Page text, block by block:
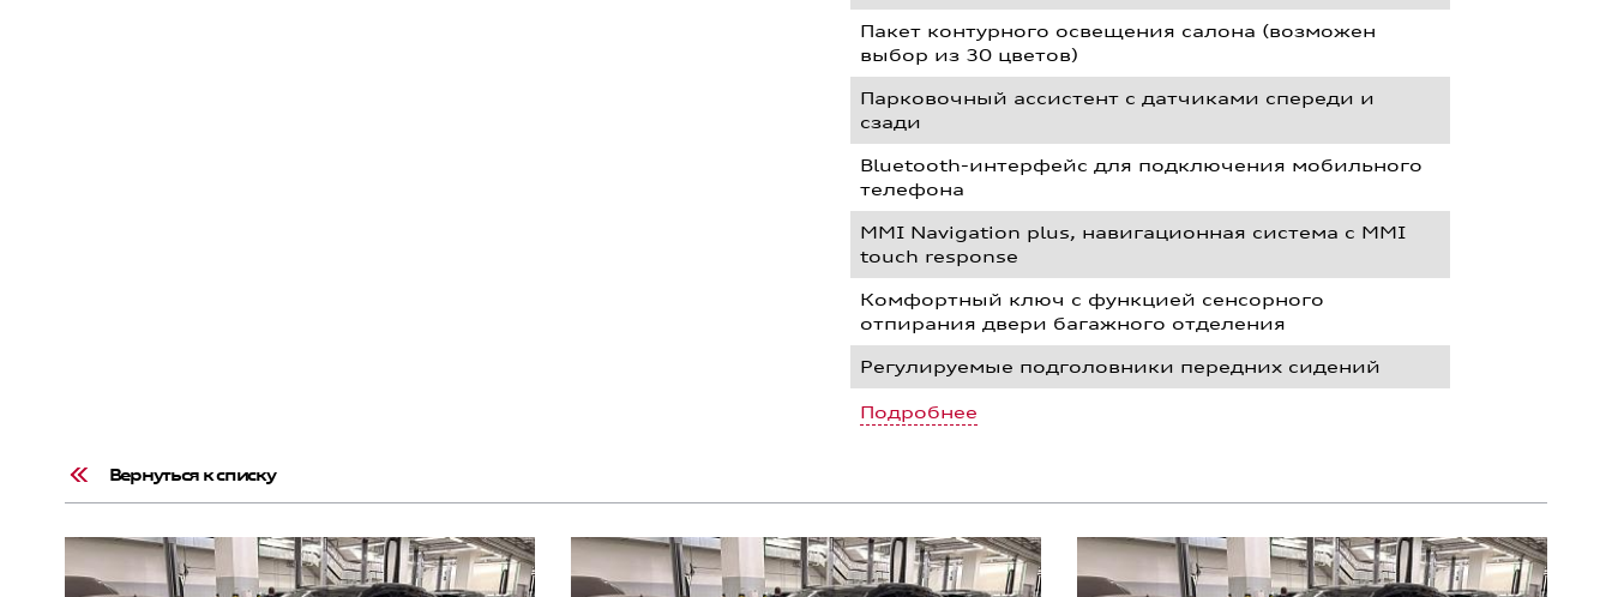
Пакет контурного освещения салона (возможен
выбор из 30 цветов)
Парковочный ассистент с датчиками спереди и
сзади
Bluetooth-интерфейс для подключения мобильного
телефона
MMI Navigation plus, навигационная система с MMI
touch response
Комфортный ключ с функцией сенсорного
отпирания двери багажного отделения
Регулируемые подголовники передних сидений
Подробнее
Вернуться к списку